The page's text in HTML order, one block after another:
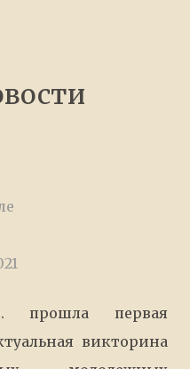
прошла первая
викторина